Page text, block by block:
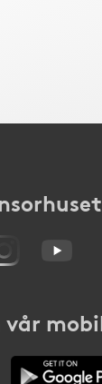
vår